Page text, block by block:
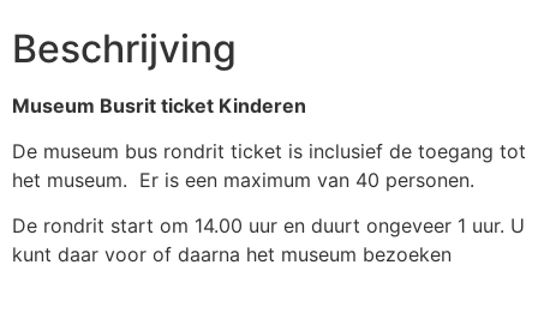
Beschrijving
Museum Busrit ticket Kinderen
De museum bus rondrit ticket is inclusief de toegang tot
het museum. Er is een maximum van 40 personen.
De rondrit start om 14.00 uur en duurt ongeveer 1 uur. U
kunt daar voor of daarna het museum bezoeken